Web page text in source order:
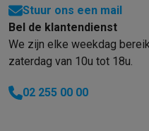
Stuur ons een mail
Bel de klantendienst
We zijn elke weekdag
zaterdag van 10u tot 18u.
02 255 00 00